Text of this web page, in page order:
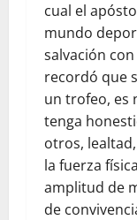
cual el
mundo
salvación
recordó que
un trofeo, es
tenga
otros,
la fuerza
amplitud de
de